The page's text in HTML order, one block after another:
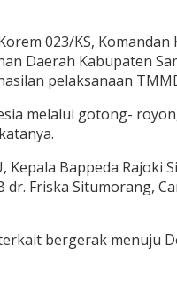
023/KS,
Daerah Kabupaten
pelaksanaan
melalui gotong-
Bappeda Rajoki
Friska Situmorang,
bergerak menuju